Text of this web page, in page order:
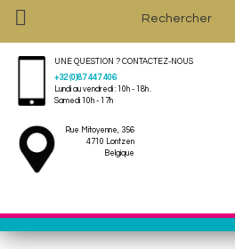

UNE QUESTION ? CONTACTEZ-NOUS
+32 (0)87 447 406
Lundi au vendredi : 10h - 18h .
Samedi 10h - 17h
Rue Mitoyenne, 356
4710 Lontzen
Belgique